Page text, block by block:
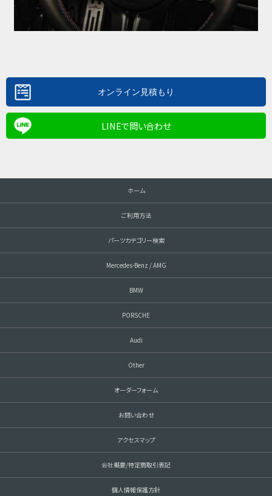
LINEで問い合わせ
ホーム
ご利用方法
パーツカテゴリー検索
Mercedes-Benz / AMG
BMW
PORSCHE
Audi
Other
オーダーフォーム
お問い合わせ
アクセスマップ
会社概要/特定商取引表記
個人情報保護方針